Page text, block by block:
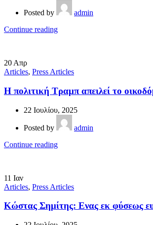
Posted by
admin
Continue reading
20 Απρ
Articles, Press Articles
Η πολιτική Τραμπ απειλεί το
22 Ιουλίου, 2025
Posted by
admin
Continue reading
11 Ιαν
Articles, Press Articles
Κώστας Σημίτης: Ενας εκ φύσεως